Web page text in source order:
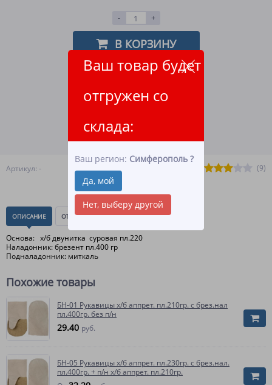
Ваш товар будет
отгружен со
склада:
Ваш регион: Симферополь ?
Да, мой
Нет, выберу другой
Артикул: - (9)
- +
В КОРЗИНУ
НАШЛИ ДЕШЕВЛЕ?
ОТЛОЖИТЬ
ПОДРОБНЕЕ О ДОСТАВКЕ
ОПИСАНИЕ ОТЗЫВЫ(0)
Основа: х/б двунитка суровая пл.220
Наладонник: брезент пл.400 гр
Подналадонник: миткаль
Похожие товары
БН-01 Рукавицы х/б аппрет. пл.210гр. с брез.нал
пл.400гр. без п/н
29.40 руб.
БН-05 Рукавицы х/б аппрет. пл.230гр. с брез.нал.
пл.400гр. + п/н х/б аппрет. пл.210гр.